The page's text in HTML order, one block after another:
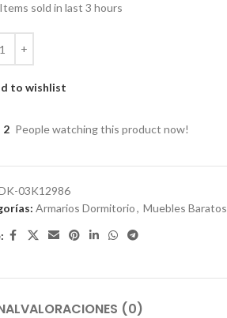
sold in last 3 hours
to wishlist
2 People watching this product now!
03K12986
Armarios Dormitorio, Muebles Baratos
VALORACIONES (0)